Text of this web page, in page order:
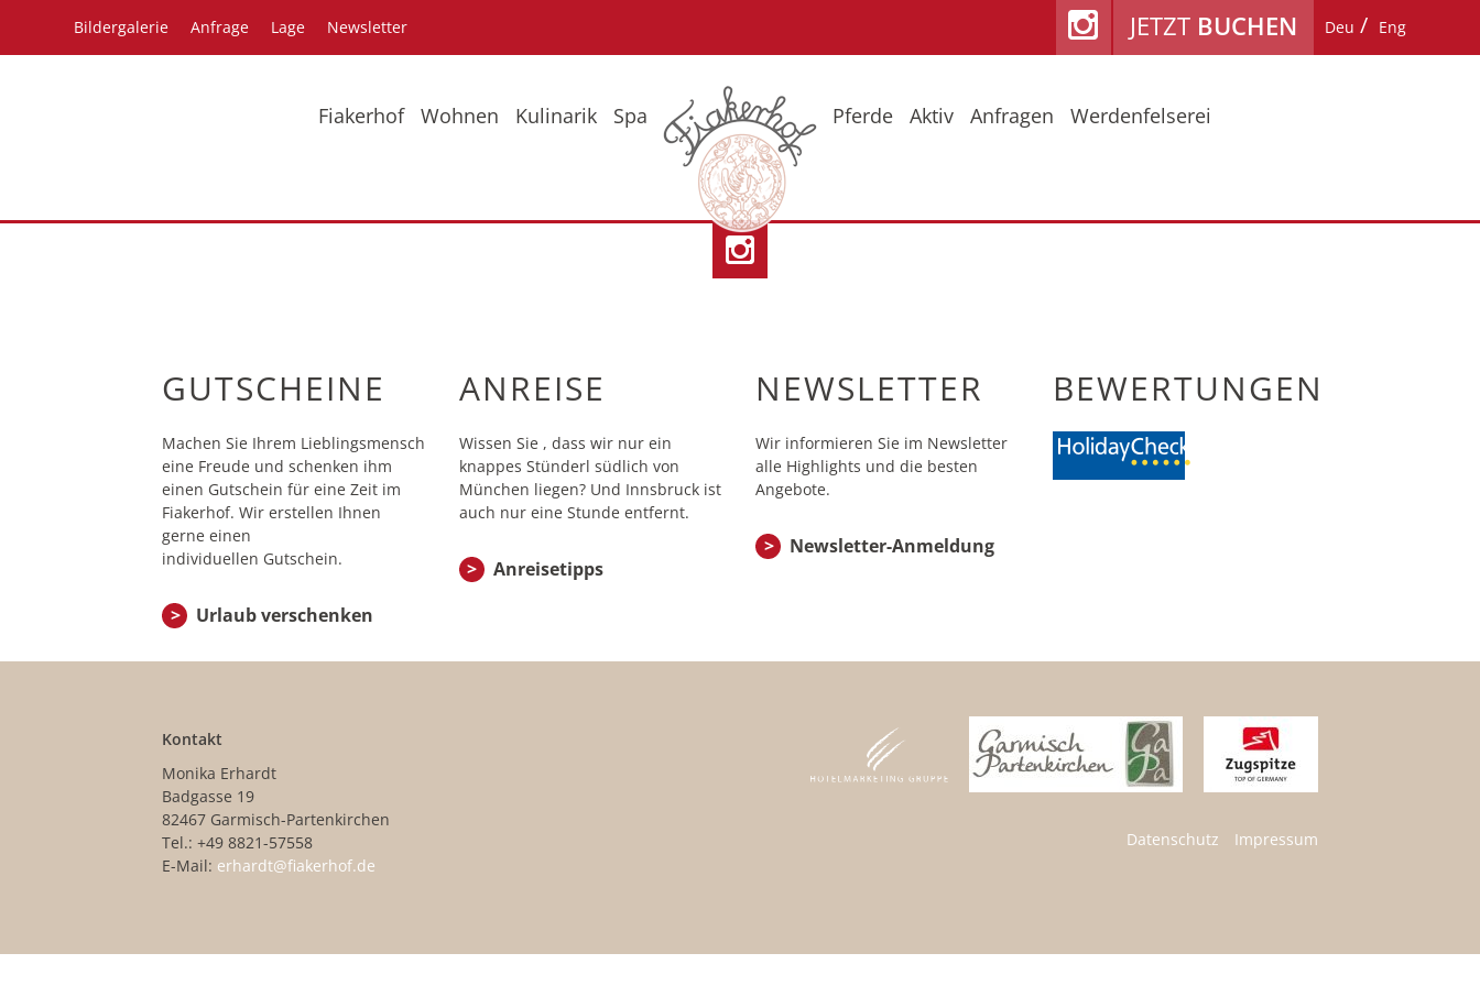
Bildergalerie Anfrage Lage Newsletter Deu Eng
JETZT BUCHEN
Fiakerhof
Wohnen
Kulinarik Spa Pferde
Aktiv
Anfragen
Werdenfelserei
GUTSCHEINE
Machen Sie Ihrem Lieblingsmensch
eine Freude und schenken ihm
einen Gutschein für eine Zeit im
Fiakerhof. Wir erstellen Ihnen
gerne einen
individuellen Gutschein.
Urlaub verschenken
ANREISE
Wissen Sie , dass wir nur ein
knappes Stünderl südlich von
München liegen? Und Innsbruck ist
auch nur eine Stunde entfernt.
Anreisetipps
NEWSLETTER
Wir informieren Sie im Newsletter
alle Highlights und die besten
Angebote.
Newsletter-Anmeldung
BEWERTUNGEN
Kontakt
Monika Erhardt
Badgasse 19
82467 Garmisch-Partenkirchen
Tel.: +49 8821-57558
E-Mail: erhardt@fiakerhof.de
Datenschutz Impressum